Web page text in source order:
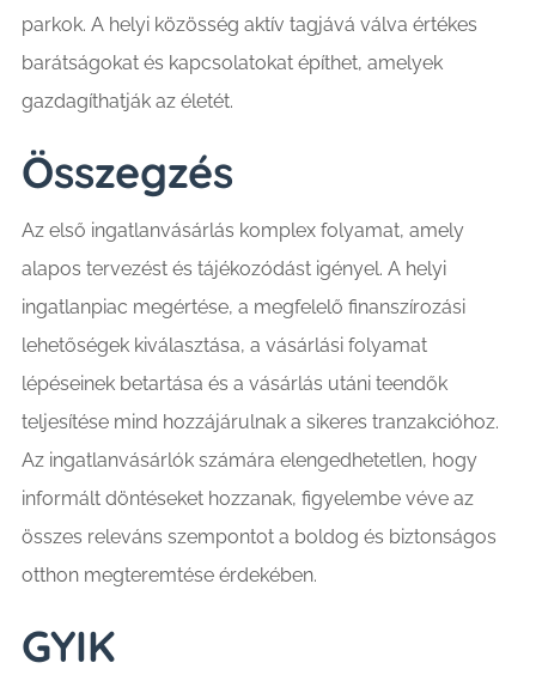
parkok. A helyi közösség aktív tagjává válva értékes
barátságokat és kapcsolatokat építhet, amelyek
gazdagíthatják az életét.
Összegzés
Az első ingatlanvásárlás komplex folyamat, amely
alapos tervezést és tájékozódást igényel. A helyi
ingatlanpiac megértése, a megfelelő finanszírozási
lehetőségek kiválasztása, a vásárlási folyamat
lépéseinek betartása és a vásárlás utáni teendők
teljesítése mind hozzájárulnak a sikeres tranzakcióhoz.
Az ingatlanvásárlók számára elengedhetetlen, hogy
informált döntéseket hozzanak, figyelembe véve az
összes releváns szempontot a boldog és biztonságos
otthon megteremtése érdekében.
GYIK